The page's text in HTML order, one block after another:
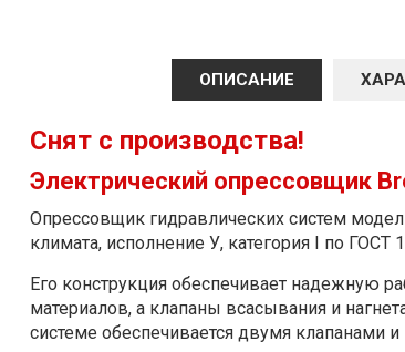
ОПИСАНИЕ
Снят с производства!
Электрический опрессовщик
Опрессовщик гидравлических систем
климата, исполнение У, категория I по
Его конструкция обеспечивает надежную
материалов, а клапаны всасывания и
системе обеспечивается двумя клапанами